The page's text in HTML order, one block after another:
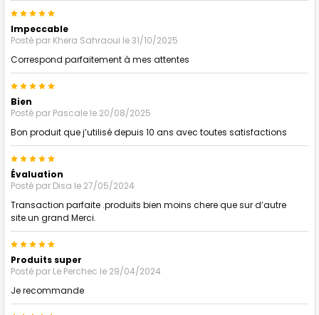
5
Impeccable
Posté par Khera Sahraoui le 31/10/2025
Correspond parfaitement à mes attentes
5
Bien
Posté par Pascale le 20/08/2025
Bon produit que j’utilisé depuis 10 ans avec toutes satisfactions
5
Évaluation
Posté par Disa le 27/05/2024
Transaction parfaite .produits bien moins chere que sur d’autre
site.un grand Merci.
5
Produits super
Posté par Le Perchec le 29/04/2024
Je recommande